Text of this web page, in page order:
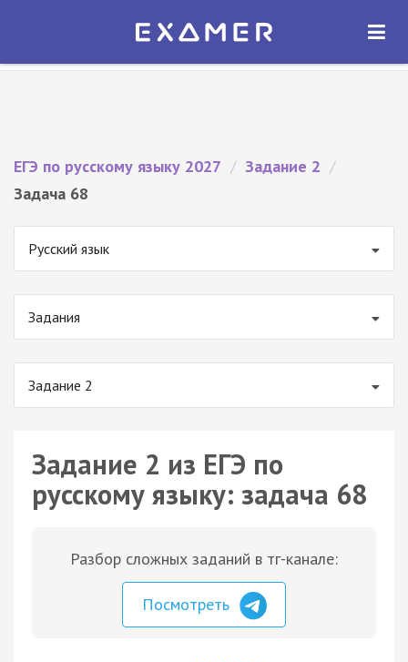
Экзамер — ЕГЭ 2027
ОТКРЫТЬ
ЕГЭ по русскому языку 2027 / Задание 2 /
Задача 68
Русский язык
Задания
Задание 2
Задание 2 из ЕГЭ по
русскому языку: задача 68
Разбор сложных заданий в тг-канале:
Посмотреть